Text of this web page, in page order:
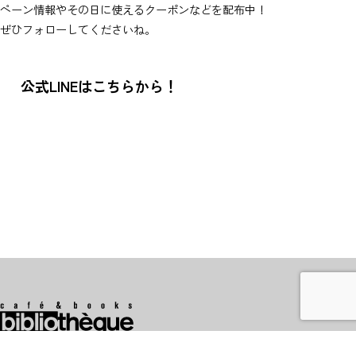
ペーン情報やその日に使えるクーポンなどを配布中！
ぜひフォローしてくださいね。
公式LINEはこちらから！